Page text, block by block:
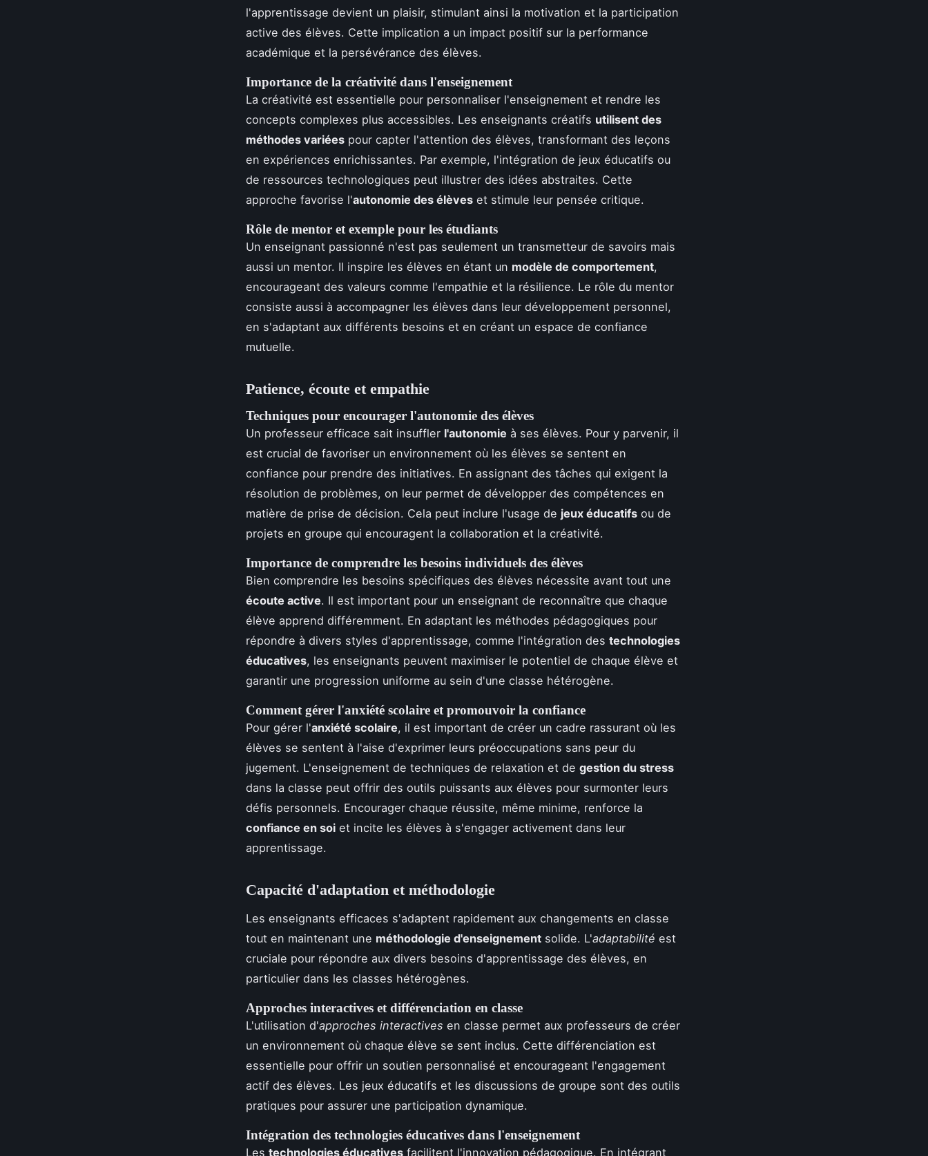
l'apprentissage devient un plaisir, stimulant ainsi la motivation et la participation
active des élèves. Cette implication a un impact positif sur la performance
académique et la persévérance des élèves.
Importance de la créativité dans l'enseignement
La créativité est essentielle pour personnaliser l'enseignement et rendre les
concepts complexes plus accessibles. Les enseignants créatifs utilisent des
méthodes variées pour capter l'attention des élèves, transformant des leçons
en expériences enrichissantes. Par exemple, l'intégration de jeux éducatifs ou
de ressources technologiques peut illustrer des idées abstraites. Cette
approche favorise l'autonomie des élèves et stimule leur pensée critique.
Rôle de mentor et exemple pour les étudiants
Un enseignant passionné n'est pas seulement un transmetteur de savoirs mais
aussi un mentor. Il inspire les élèves en étant un modèle de comportement,
encourageant des valeurs comme l'empathie et la résilience. Le rôle du mentor
consiste aussi à accompagner les élèves dans leur développement personnel,
en s'adaptant aux différents besoins et en créant un espace de confiance
mutuelle.
Patience, écoute et empathie
Techniques pour encourager l'autonomie des élèves
Un professeur efficace sait insuffler l'autonomie à ses élèves. Pour y parvenir, il
est crucial de favoriser un environnement où les élèves se sentent en
confiance pour prendre des initiatives. En assignant des tâches qui exigent la
résolution de problèmes, on leur permet de développer des compétences en
matière de prise de décision. Cela peut inclure l'usage de jeux éducatifs ou de
projets en groupe qui encouragent la collaboration et la créativité.
Importance de comprendre les besoins individuels des élèves
Bien comprendre les besoins spécifiques des élèves nécessite avant tout une
écoute active. Il est important pour un enseignant de reconnaître que chaque
élève apprend différemment. En adaptant les méthodes pédagogiques pour
répondre à divers styles d'apprentissage, comme l'intégration des technologies
éducatives, les enseignants peuvent maximiser le potentiel de chaque élève et
garantir une progression uniforme au sein d'une classe hétérogène.
Comment gérer l'anxiété scolaire et promouvoir la confiance
Pour gérer l'anxiété scolaire, il est important de créer un cadre rassurant où les
élèves se sentent à l'aise d'exprimer leurs préoccupations sans peur du
jugement. L'enseignement de techniques de relaxation et de gestion du stress
dans la classe peut offrir des outils puissants aux élèves pour surmonter leurs
défis personnels. Encourager chaque réussite, même minime, renforce la
confiance en soi et incite les élèves à s'engager activement dans leur
apprentissage.
Capacité d'adaptation et méthodologie
Les enseignants efficaces s'adaptent rapidement aux changements en classe
tout en maintenant une méthodologie d'enseignement solide. L'adaptabilité est
cruciale pour répondre aux divers besoins d'apprentissage des élèves, en
particulier dans les classes hétérogènes.
Approches interactives et différenciation en classe
L'utilisation d'approches interactives en classe permet aux professeurs de créer
un environnement où chaque élève se sent inclus. Cette différenciation est
essentielle pour offrir un soutien personnalisé et encourageant l'engagement
actif des élèves. Les jeux éducatifs et les discussions de groupe sont des outils
pratiques pour assurer une participation dynamique.
Intégration des technologies éducatives dans l'enseignement
Les technologies éducatives facilitent l'innovation pédagogique. En intégrant